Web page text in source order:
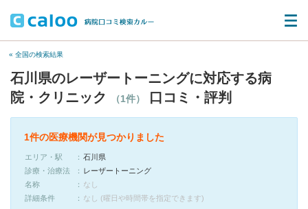
« 全国の検索結果
石川県のレーザートーニングに対応する病
院・クリニック
（1件） 口コミ・評判
1件の医療機関が見つかりました
エリア・駅
石川県
診療・治療法
レーザートーニング
名称
なし
詳細条件
なし (曜日や時間帯を指定できます)